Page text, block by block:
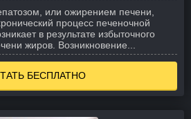
или ожирением печени,
процесс печеночной
в результате избыточного
жиров. Возникновение...
БЕСПЛАТНО